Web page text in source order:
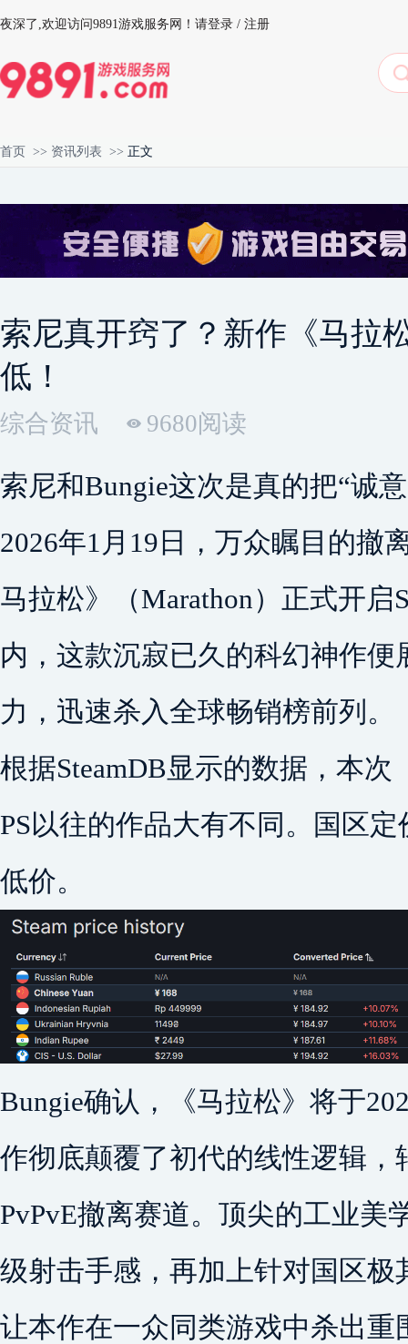
夜深了,欢迎访问9891游戏服务网！ 请登录 / 注册
首页 >> 资讯列表 >> 正文
索尼真开窍了？新作《马拉
低！
综合资讯 9680阅读
索尼和Bungie这次是真的把“诚
2026年1月19日，万众瞩目的撤
马拉松》（Marathon）正式开启
内，这款沉寂已久的科幻神作便
力，迅速杀入全球畅销榜前列。
根据SteamDB显示的数据，本
PS以往的作品大有不同。国区
低价。
Bungie确认，《马拉松》将于
作彻底颠覆了初代的线性逻辑，
PvPvE撤离赛道。顶尖的工业美
级射击手感，再加上针对国区
让本作在一众同类游戏中杀出重